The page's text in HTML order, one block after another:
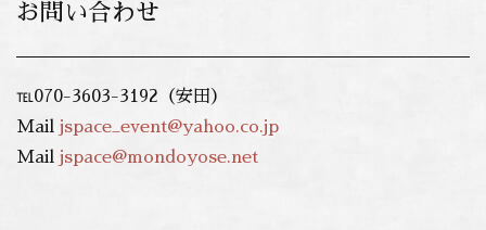
お問い合わせ
℡070-3603-3192（安田）
Mail jspace_event@yahoo.co.jp
Mail jspace@mondoyose.net